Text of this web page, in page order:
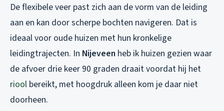
De flexibele veer past zich aan de vorm van de leiding
aan en kan door scherpe bochten navigeren. Dat is
ideaal voor oude huizen met hun kronkelige
leidingtrajecten. In Nijeveen heb ik huizen gezien waar
de afvoer drie keer 90 graden draait voordat hij het
riool bereikt, met hoogdruk alleen kom je daar niet
doorheen.